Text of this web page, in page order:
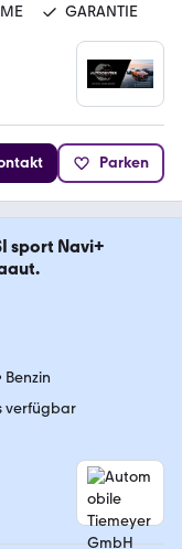
GARANTIE
Parken
sport Navi+
Benzin
verfügbar